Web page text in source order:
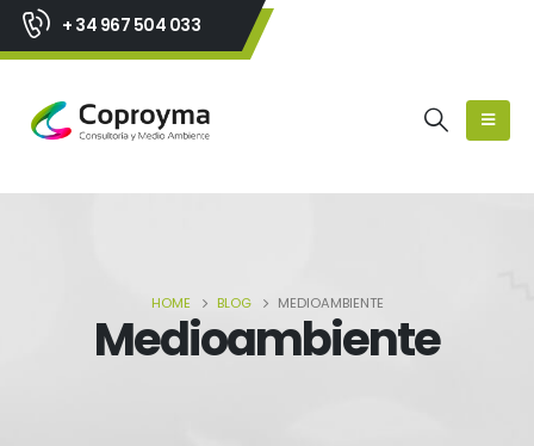
+ 34 967 504 033
HOME BLOG MEDIOAMBIENTE
Medioambiente